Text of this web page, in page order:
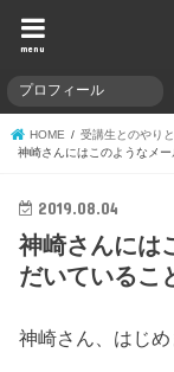
menu
プロフィール
HOME
受講生とのやり
神崎さんにはこのようなメ
2019.08.04
神崎さんには
だいているこ
神崎さん、はじめ